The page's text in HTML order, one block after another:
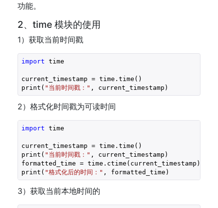
功能。
2、time 模块的使用
1）获取当前时间戳
import time
current_timestamp = time.time()
print( "当前时间戳：" , current_timestamp)
2）格式化时间戳为可读时间
import time
current_timestamp = time.time()
print( "当前时间戳：" , current_timestamp)
formatted_time = time.ctime(current_timestamp)
print( "格式化后的时间：" , formatted_time)
3）获取当前本地时间的